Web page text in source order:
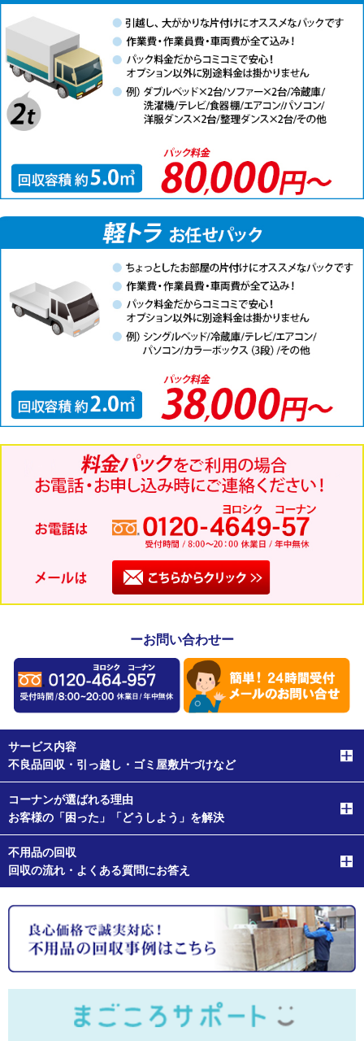
ーお問い合わせー
サービス内容
不良品回収・引っ越し・ゴミ屋敷片づけなど
コーナンが選ばれる理由
お客様の「困った」「どうしよう」を解決
不用品の回収
回収の流れ・よくある質問にお答え